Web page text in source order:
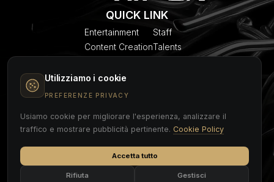
QUICK LINK
Entertainment
Content Creation
Models
Event Planner
Staff
Talents
COVER PAGE
Privacy Policy
Utilizziamo i cookie
PREFERENZE PRIVACY
Usiamo cookie per migliorare l'esperienza, analizzare il
traffico e mostrare pubblicità pertinente. Cookie Policy
Rifiuta Gestisci
Accetta tutto